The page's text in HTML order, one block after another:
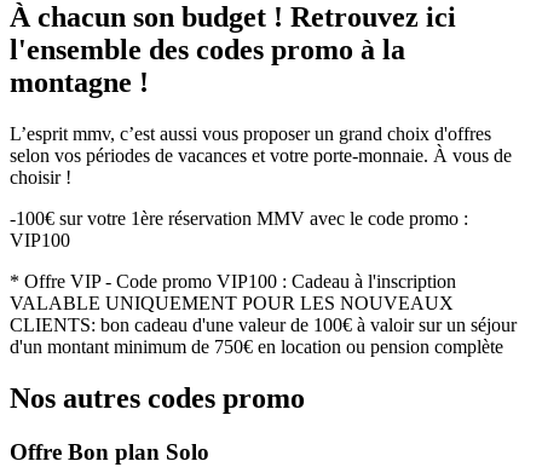
À chacun son budget ! Retrouvez ici
l'ensemble des codes promo à la
montagne !
L’esprit mmv, c’est aussi vous proposer un grand choix d'offres
selon vos périodes de vacances et votre porte-monnaie. À vous de
choisir !
-100€ sur votre 1ère réservation MMV avec le code promo :
VIP100
* Offre VIP - Code promo VIP100 : Cadeau à l'inscription
VALABLE UNIQUEMENT POUR LES NOUVEAUX
CLIENTS: bon cadeau d'une valeur de 100€ à valoir sur un séjour
d'un montant minimum de 750€ en location ou pension complète
Nos autres codes promo
Offre Bon plan Solo